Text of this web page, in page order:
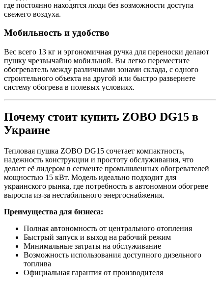
где постоянно находятся люди без возможности доступа
свежего воздуха.
Мобильность и удобство
Вес всего 13 кг и эргономичная ручка для переноски делают
пушку чрезвычайно мобильной. Вы легко переместите
обогреватель между различными зонами склада, с одного
строительного объекта на другой или быстро развернете
систему обогрева в полевых условиях.
Почему стоит купить ZOBO DG15 в
Украине
Тепловая пушка ZOBO DG15 сочетает компактность,
надежность конструкции и простоту обслуживания, что
делает её лидером в сегменте промышленных обогревателей
мощностью 15 кВт. Модель идеально подходит для
украинского рынка, где потребность в автономном обогреве
выросла из-за нестабильного энергоснабжения.
Преимущества для бизнеса:
Полная автономность от центрального отопления
Быстрый запуск и выход на рабочий режим
Минимальные затраты на обслуживание
Возможность использования доступного дизельного
топлива
Официальная гарантия от производителя